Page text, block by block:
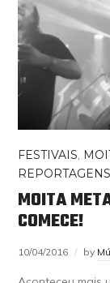
FESTIVAIS,
REPORTAGENS
MOITA
COMECE!
10/04/2016 by